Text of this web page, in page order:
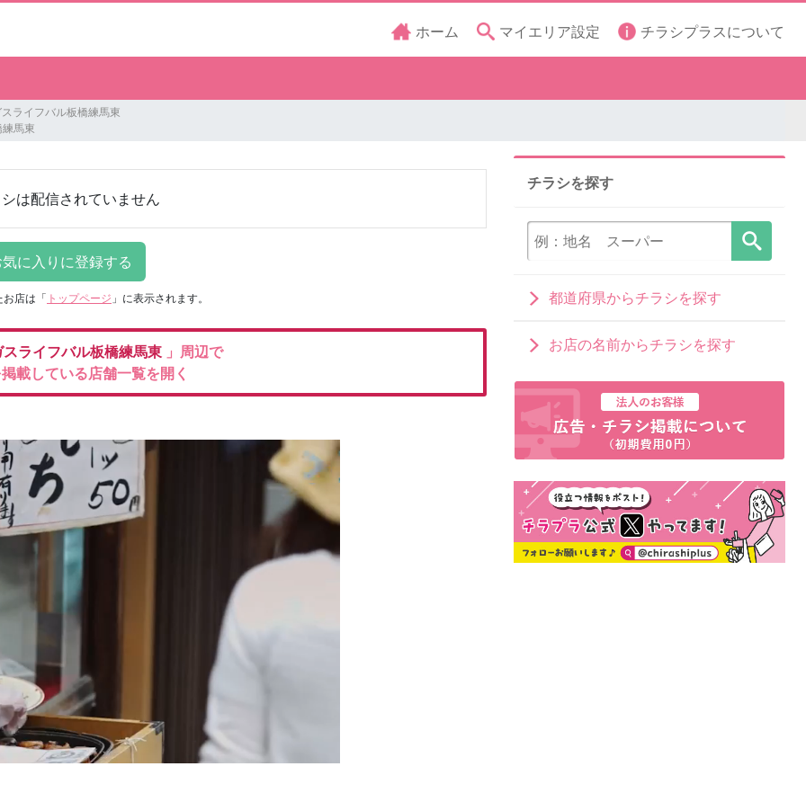
ホーム マイエリア設定 チラシプラスについて
ライフバル板橋練馬東
馬東
は配信されていません
お店は 「 トップページ 」に表示されます。
ライフバル板橋練馬東 」周辺で
載している店舗一覧を開く
チラシを探す
都道府県からチラシを探す
お店の名前からチラシを探す